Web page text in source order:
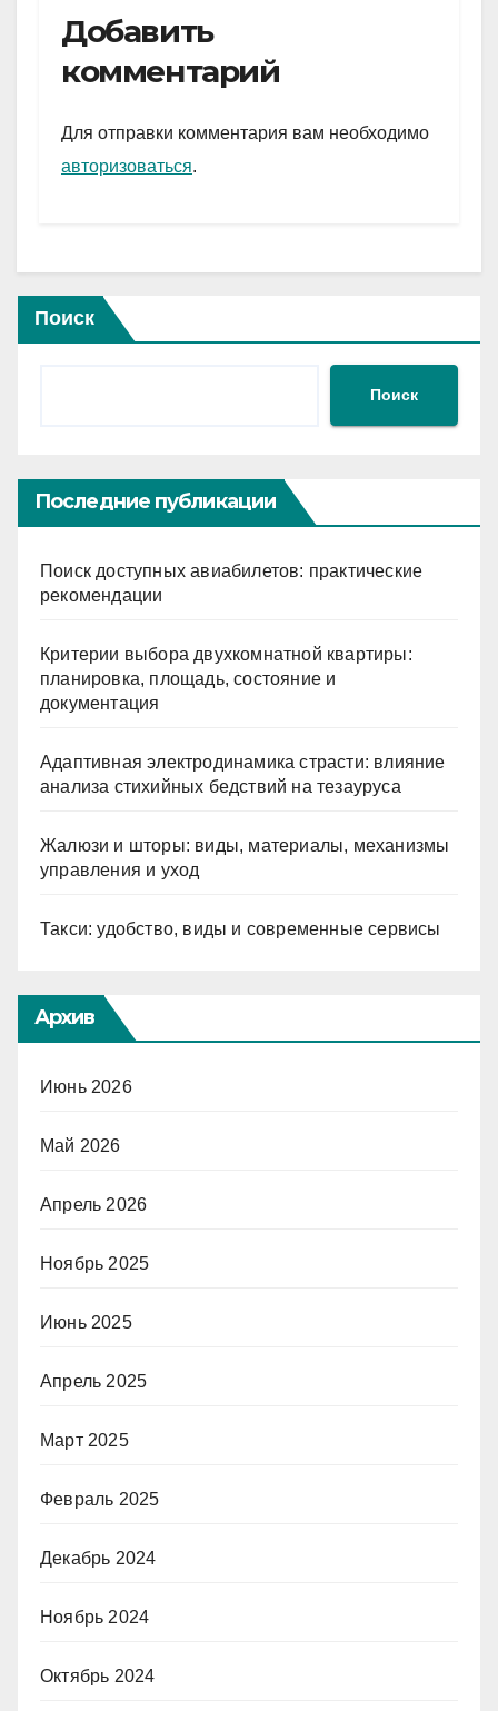
e
gr
a
m
er
s
A
p
и
Добавить
комментарий
Для отправки комментария вам необходимо
авторизоваться.
Поиск
Поиск
Последние публикации
Поиск доступных авиабилетов: практические
рекомендации
Критерии выбора двухкомнатной квартиры:
планировка, площадь, состояние и
документация
Адаптивная электродинамика страсти: влияние
анализа стихийных бедствий на тезауруса
Жалюзи и шторы: виды, материалы, механизмы
управления и уход
Такси: удобство, виды и современные сервисы
Архив
Июнь 2026
Май 2026
Апрель 2026
Ноябрь 2025
Июнь 2025
Апрель 2025
Март 2025
Февраль 2025
Декабрь 2024
Ноябрь 2024
Октябрь 2024